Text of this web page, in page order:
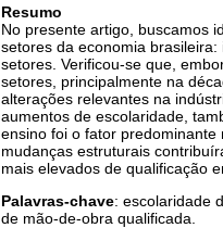
Resumo
No presente artigo, buscamos
setores da economia
setores. Verificou-se que,
setores, principalmente na
alterações relevantes na
aumentos de escolaridade,
ensino foi o fator
mudanças estruturais
mais elevados de qualificação
Palavras-chave: escolaridade
de mão-de-obra qualificada.